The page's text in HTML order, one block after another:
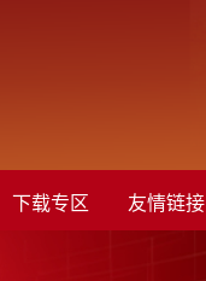
下载专区 友情链接